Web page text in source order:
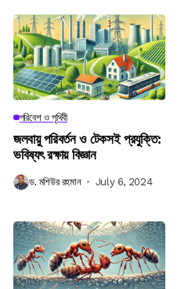
পরিবেশ ও পৃথিবী
জলবায়ু পরিবর্তন ও টেকসই প্রযুক্তি:
ভবিষ্যৎ রক্ষায় বিজ্ঞান
ড. মশিউর রহমান July 6, 2024